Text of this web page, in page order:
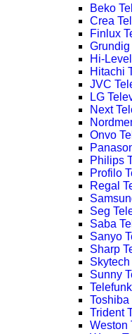
Beko
Crea
Finlux
Hi-
Hitachi
JVC
LG
Next
Onvo
Philips
Profilo
Regal
Seg
Saba
Sanyo
Sharp
Sunny
Trident
Weston